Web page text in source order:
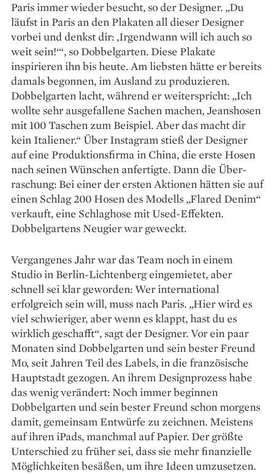
Paris immer wieder besucht, so der Designer. „Du
läufst in Paris an den Plakaten all ­dieser Designer
vorbei und denkst dir: ­‚Irgendwann will ich auch so
weit sein!‘“, so Dobbelgarten. Diese Plakate
inspirieren ihn bis heute. Am liebsten hätte er bereits
damals ­begonnen, im Ausland zu produzieren.
Dobbelgarten lacht, während er weiterspricht: „Ich
wollte sehr aus­gefallene Sachen machen, Jeans­hosen
mit 100 Taschen zum Beispiel. Aber das macht dir
kein Italiener.“ Über Instagram stieß der Designer
auf eine Produktionsfirma in China, die erste Hosen
nach seinen Wünschen anfertigte. Dann die Über­
raschung: Bei einer der ersten ­Aktionen hätten sie auf
einen Schlag 200 Hosen des Modells „Flared Denim“
verkauft, eine Schlaghose mit Used-Effekten.
Dobbel­gartens Neugier war geweckt.
Vergangenes Jahr war das Team noch in einem
Studio in Berlin-Lichtenberg eingemietet, aber
schnell sei klar geworden: Wer international
erfolgreich sein will, muss nach Paris. „Hier wird es
viel schwieriger, aber wenn es klappt, hast du es
wirklich geschafft“, sagt der Designer. Vor ein paar
Monaten sind Dobbelgarten und sein bester Freund
Mo, seit Jahren Teil des Labels, in die französische
Hauptstadt gezogen. An ihrem Designprozess habe
das wenig verändert: Noch immer beginnen
Dobbelgarten und sein bester Freund schon morgens
damit, gemeinsam Entwürfe zu zeichnen. Meistens
auf ihren iPads, manchmal auf Papier. Der größte
Unterschied zu früher sei, dass sie mehr finanzielle
Möglichkeiten besäßen, um ihre Ideen umzusetzen.